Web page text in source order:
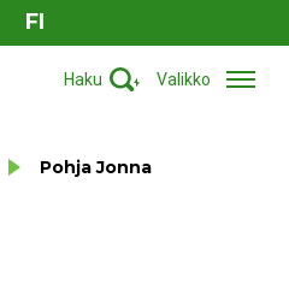
FI
Haku Valikko
Pohja Jonna